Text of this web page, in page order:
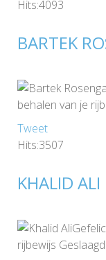
Hits:4093
BARTEK
behalen van je
Tweet
Hits:3507
KHALID ALI
rijbewijs